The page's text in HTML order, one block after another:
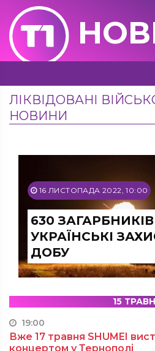
ЛІКВІДОВАНІ
НОВИНИ
16 ЛИСТОПАДА 2022, 10:00
630
УКРАЇНСЬКІ
ДОБУ
15
19:00
Вже 17 травня SHUMEI
концертом у Тернополі